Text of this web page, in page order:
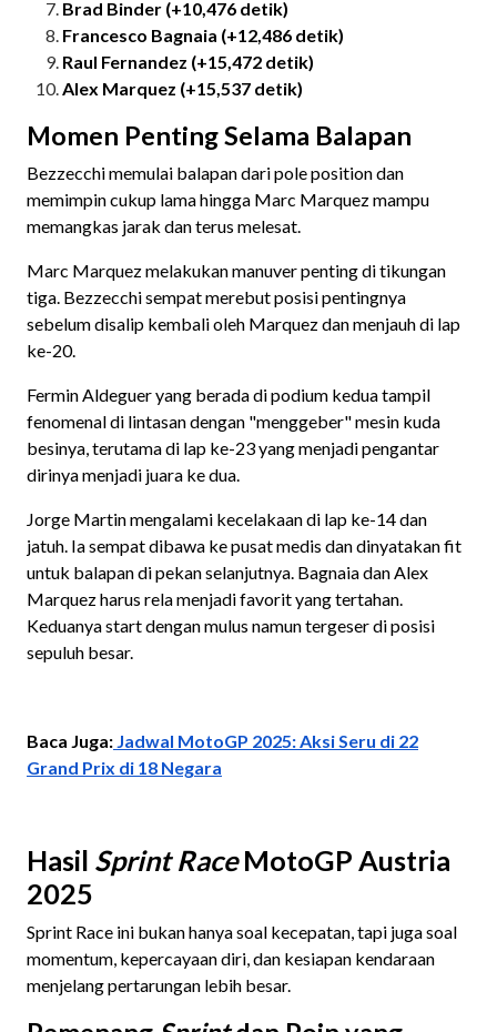
Brad Binder (+10,476 detik)
Francesco Bagnaia (+12,486 detik)
Raul Fernandez (+15,472 detik)
Alex Marquez (+15,537 detik)
Momen Penting Selama Balapan
Bezzecchi memulai balapan dari pole position dan
memimpin cukup lama hingga Marc Marquez mampu
memangkas jarak dan terus melesat.
Marc Marquez melakukan manuver penting di tikungan
tiga. Bezzecchi sempat merebut posisi pentingnya
sebelum disalip kembali oleh Marquez dan menjauh di lap
ke-20.
Fermin Aldeguer yang berada di podium kedua tampil
fenomenal di lintasan dengan "menggeber" mesin kuda
besinya, terutama di lap ke-23 yang menjadi pengantar
dirinya menjadi juara ke dua.
Jorge Martin mengalami kecelakaan di lap ke-14 dan
jatuh. Ia sempat dibawa ke pusat medis dan dinyatakan fit
untuk balapan di pekan selanjutnya. Bagnaia dan Alex
Marquez harus rela menjadi favorit yang tertahan.
Keduanya start dengan mulus namun tergeser di posisi
sepuluh besar.
Baca Juga: Jadwal MotoGP 2025: Aksi Seru di 22
Grand Prix di 18 Negara
Hasil Sprint RaceMotoGP Austria
2025
Sprint Race ini bukan hanya soal kecepatan, tapi juga soal
momentum, kepercayaan diri, dan kesiapan kendaraan
menjelang pertarungan lebih besar.